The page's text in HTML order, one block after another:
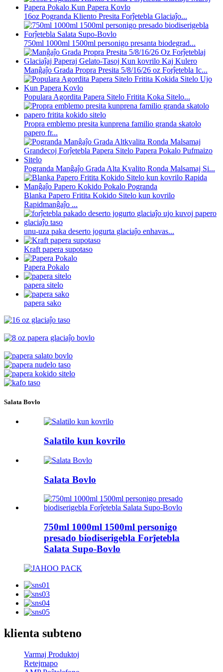
16oz Pogranda Kliento Presita Forĵetebla Glaciaĵo...
750ml 1000ml 1500ml personigo presanta biodegrad...
Manĝaĵo Grada Propra Presita 5/8/16/26 oz Forĵetebla Ic...
Populara Agordita Papera Sitelo Fritita Koka Sitelo...
Propra emblemo presita kunprena familio granda skatolo
papero fr...
Pogranda Manĝaĵo Grada Alta Kvalito Ronda Malsamaj Si...
Blanka Papero Fritita Kokido Sitelo kun kovrilo
Rapidmanĝaĵo ...
unu-uza paka deserto jogurta glaciaĵo enhavas...
Kraft papera supotaso
Papera Pokalo
papera sitelo
papera sako
Salata Bovlo
Salatilo kun kovrilo
Salata Bovlo
750ml 1000ml 1500ml personigo
presado biodiserigebla Forĵetebla
Salata Supo-Bovlo
klienta subteno
Varmaj Produktoj
Retejmapo